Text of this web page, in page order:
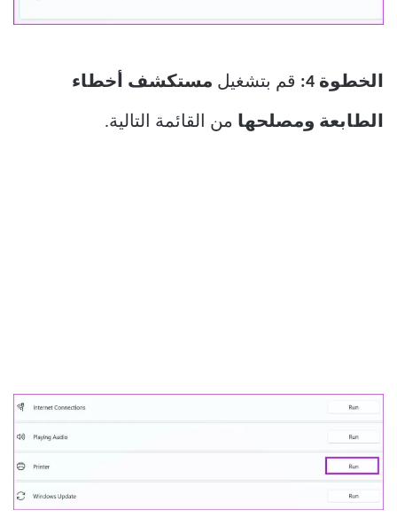
الخطوة 4: قم بتشغيل مستكشف أخطاء
الطابعة ومصلحها من القائمة التالية.